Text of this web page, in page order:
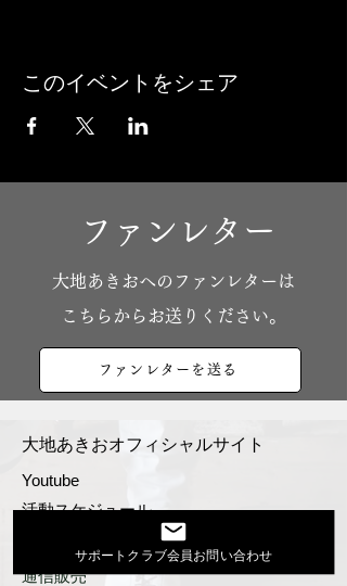
このイベントをシェア
ファンレター
​大地あきおへのファンレターは
こちらからお送りください。
ファンレターを送る
大地あきおオフィシャルサイト
Youtube
活動スケジュール
出演依頼・プロフィール
通信販売
サポートクラブ会員お問い合わせ